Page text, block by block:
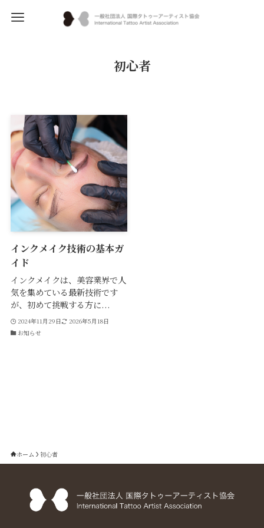
初心者
インクメイク技術の基本ガ
イド
インクメイクは、美容業界で人
気を集めている最新技術です
が、初めて挑戦する方に...
2024年11月29日
2026年5月18日
お知らせ
ホーム 初心者